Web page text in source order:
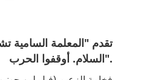
السلام. أوقفوا الحرب".